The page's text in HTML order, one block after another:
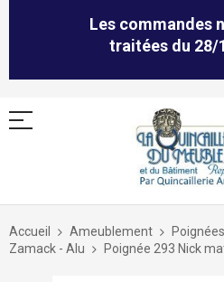
Les commandes
traitées du 28/
Allez
contenu
Accueil Ameublement
Zamack - Alu
Poignée 293 Nick